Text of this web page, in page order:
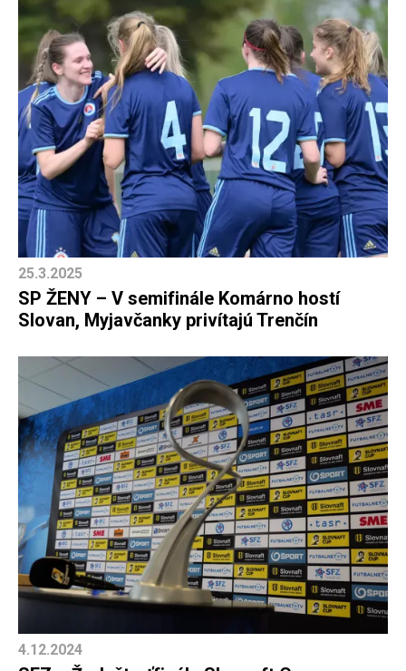
25.3.2025
SP ŽENY – V semifinále Komárno hostí
Slovan, Myjavčanky privítajú Trenčín
4.12.2024